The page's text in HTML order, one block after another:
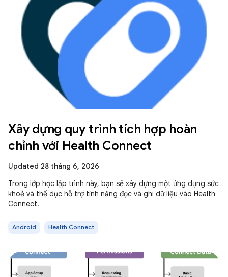
Xây dựng quy trình tích hợp hoàn
chỉnh với Health Connect
Updated 28 tháng 6, 2026
Trong lớp học lập trình này, bạn sẽ xây dựng một ứng dụng sức
khoẻ và thể dục hỗ trợ tính năng đọc và ghi dữ liệu vào Health
Connect.
Android Health Connect